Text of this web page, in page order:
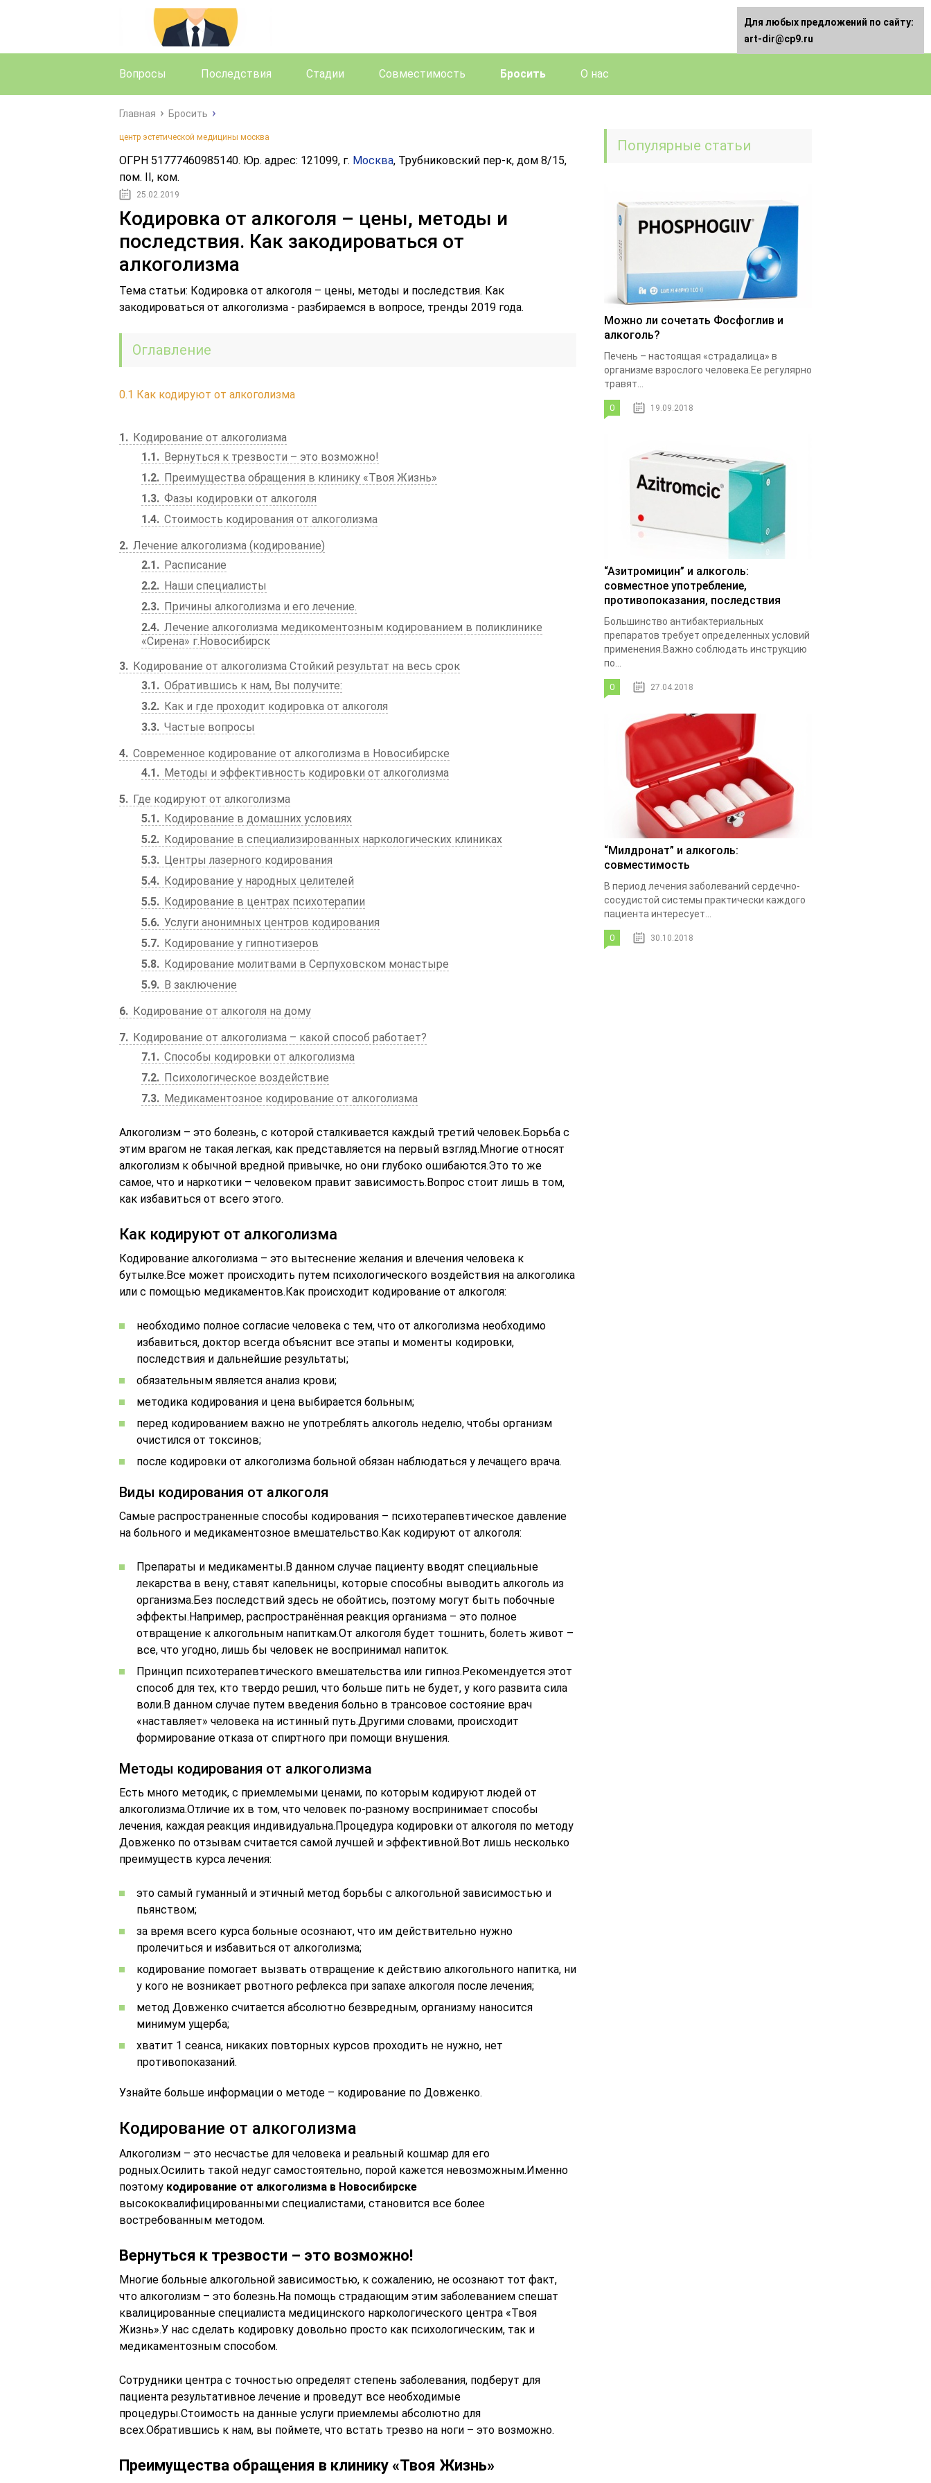
Вопросы Последствия Стадии Совместимость Бросить О нас
Главная Бросить
центр эстетической медицины москва
ОГРН 51777460985140. Юр. адрес: 121099, г. Москва, Трубниковский пер-к, дом 8/15,
пом. II, ком.
25.02.2019
Кодировка от алкоголя – цены, методы и
последствия. Как закодироваться от
алкоголизма
Тема статьи: Кодировка от алкоголя – цены, методы и последствия. Как
закодироваться от алкоголизма - разбираемся в вопросе, тренды 2019 года.
Оглавление
0.1 Как кодируют от алкоголизма
1
Кодирование от алкоголизма
1.1
Вернуться к трезвости – это возможно!
1.2
Преимущества обращения в клинику «Твоя Жизнь»
1.3 Фазы кодировки от алкоголя
1.4 Стоимость кодирования от алкоголизма
2 Лечение алкоголизма (кодирование)
2.1
Расписание
2.2
Наши специалисты
2.3
Причины алкоголизма и его лечение.
2.4 Лечение алкоголизма медикоментозным кодированием в поликлинике
«Сирена» г.Новосибирск
3
Кодирование от алкоголизма Стойкий результат на весь срок
3.1
Обратившись к нам, Вы получите:
3.2
Как и где проходит кодировка от алкоголя
3.3 Частые вопросы
4 Современное кодирование от алкоголизма в Новосибирске
4.1
Методы и эффективность кодировки от алкоголизма
5
Где кодируют от алкоголизма
5.1
Кодирование в домашних условиях
5.2
Кодирование в специализированных наркологических клиниках
5.3
Центры лазерного кодирования
5.4
Кодирование у народных целителей
5.5
Кодирование в центрах психотерапии
5.6 Услуги анонимных центров кодирования
5.7
Кодирование у гипнотизеров
5.8
Кодирование молитвами в Серпуховском монастыре
5.9
В заключение
6
Кодирование от алкоголя на дому
7
Кодирование от алкоголизма – какой способ работает?
7.1
Способы кодировки от алкоголизма
7.2
Психологическое воздействие
7.3
Медикаментозное кодирование от алкоголизма
Алкоголизм – это болезнь, с которой сталкивается каждый третий человек.Борьба с
этим врагом не такая легкая, как представляется на первый взгляд.Многие относят
алкоголизм к обычной вредной привычке, но они глубоко ошибаются.Это то же
самое, что и наркотики – человеком правит зависимость.Вопрос стоит лишь в том,
как избавиться от всего этого.
Как кодируют от алкоголизма
Кодирование алкоголизма – это вытеснение желания и влечения человека к
бутылке.Все может происходить путем психологического воздействия на алкоголика
или с помощью медикаментов.Как происходит кодирование от алкоголя:
необходимо полное согласие человека с тем, что от алкоголизма необходимо
избавиться, доктор всегда объяснит все этапы и моменты кодировки,
последствия и дальнейшие результаты;
обязательным является анализ крови;
методика кодирования и цена выбирается больным;
перед кодированием важно не употреблять алкоголь неделю, чтобы организм
очистился от токсинов;
после кодировки от алкоголизма больной обязан наблюдаться у лечащего врача.
Виды кодирования от алкоголя
Самые распространенные способы кодирования – психотерапевтическое давление
на больного и медикаментозное вмешательство.Как кодируют от алкоголя:
Препараты и медикаменты.В данном случае пациенту вводят специальные
лекарства в вену, ставят капельницы, которые способны выводить алкоголь из
организма.Без последствий здесь не обойтись, поэтому могут быть побочные
эффекты.Например, распространённая реакция организма – это полное
отвращение к алкогольным напиткам.От алкоголя будет тошнить, болеть живот –
все, что угодно, лишь бы человек не воспринимал напиток.
Принцип психотерапевтического вмешательства или гипноз.Рекомендуется этот
способ для тех, кто твердо решил, что больше пить не будет, у кого развита сила
воли.В данном случае путем введения больно в трансовое состояние врач
«наставляет» человека на истинный путь.Другими словами, происходит
формирование отказа от спиртного при помощи внушения.
Методы кодирования от алкоголизма
Есть много методик, с приемлемыми ценами, по которым кодируют людей от
алкоголизма.Отличие их в том, что человек по-разному воспринимает способы
лечения, каждая реакция индивидуальна.Процедура кодировки от алкоголя по методу
Довженко по отзывам считается самой лучшей и эффективной.Вот лишь несколько
преимуществ курса лечения:
это самый гуманный и этичный метод борьбы с алкогольной зависимостью и
пьянством;
за время всего курса больные осознают, что им действительно нужно
пролечиться и избавиться от алкоголизма;
кодирование помогает вызвать отвращение к действию алкогольного напитка, ни
у кого не возникает рвотного рефлекса при запахе алкоголя после лечения;
метод Довженко считается абсолютно безвредным, организму наносится
минимум ущерба;
хватит 1 сеанса, никаких повторных курсов проходить не нужно, нет
противопоказаний.
Узнайте больше информации о методе – кодирование по Довженко.
Кодирование от алкоголизма
Алкоголизм – это несчастье для человека и реальный кошмар для его
родных.Осилить такой недуг самостоятельно, порой кажется невозможным.Именно
поэтому кодирование от алкоголизма в Новосибирске
высококвалифицированными специалистами, становится все более
востребованным методом.
Вернуться к трезвости – это возможно!
Многие больные алкогольной зависимостью, к сожалению, не осознают тот факт,
что алкоголизм – это болезнь.На помощь страдающим этим заболеванием спешат
квалицированные специалиста медицинского наркологического центра «Твоя
Жизнь».У нас сделать кодировку довольно просто как психологическим, так и
медикаментозным способом.
Сотрудники центра с точностью определят степень заболевания, подберут для
пациента результативное лечение и проведут все необходимые
процедуры.Стоимость на данные услуги приемлемы абсолютно для
всех.Обратившись к нам, вы поймете, что встать трезво на ноги – это возможно.
Преимущества обращения в клинику «Твоя Жизнь»
Популярные статьи
Можно ли сочетать Фосфоглив и
алкоголь?
Печень – настоящая «страдалица» в
организме взрослого человека.Ее регулярно
травят...
0 19.09.2018
“Азитромицин” и алкоголь:
совместное употребление,
противопоказания, последствия
Большинство антибактериальных
препаратов требует определенных условий
применения.Важно соблюдать инструкцию
по...
0 27.04.2018
“Милдронат” и алкоголь:
совместимость
В период лечения заболеваний сердечно-
сосудистой системы практически каждого
пациента интересует...
0 30.10.2018
Для любых предложений по сайту:
art-dir@cp9.ru